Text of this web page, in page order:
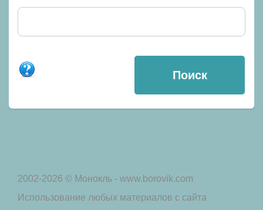
2002-2026 © Монокль - www.borovik.com
Использование любых материалов с сайта